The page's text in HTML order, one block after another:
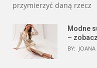
przymierzyć daną rzecz
Modne
–
BY: JOANA